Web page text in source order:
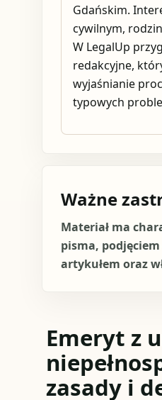
Gdańskim.
cywilnym,
W LegalUp
redakcyjne,
wyjaśnianie
typowych
Ważne
Materiał ma
pisma,
artykułem oraz
Emeryt z
zasady i